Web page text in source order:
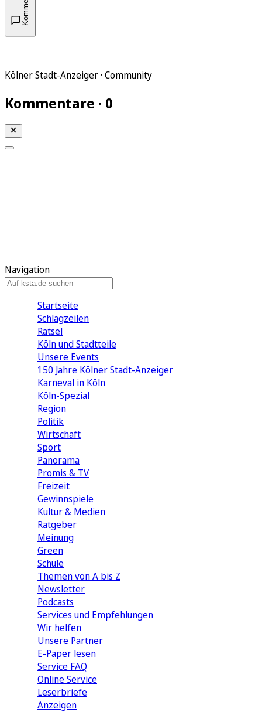
Kölner Stadt-Anzeiger · Community
Kommentare · 0
Navigation
Startseite
Schlagzeilen
Rätsel
Köln und Stadtteile
Unsere Events
150 Jahre Kölner Stadt-Anzeiger
Karneval in Köln
Köln-Spezial
Region
Politik
Wirtschaft
Sport
Panorama
Promis & TV
Freizeit
Gewinnspiele
Kultur & Medien
Ratgeber
Meinung
Green
Schule
Themen von A bis Z
Newsletter
Podcasts
Services und Empfehlungen
Wir helfen
Unsere Partner
E-Paper lesen
Service FAQ
Online Service
Leserbriefe
Anzeigen